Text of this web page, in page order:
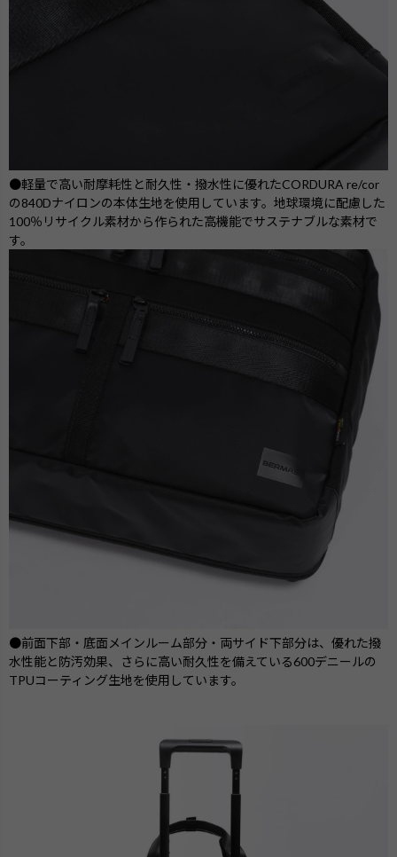
●軽量で高い耐摩耗性と耐久性・撥水性に優れたCORDURA re/cor
の840Dナイロンの本体生地を使用しています。地球環境に配慮した
100％リサイクル素材から作られた高機能でサステナブルな素材で
す。
●前面下部・底面メインルーム部分・両サイド下部分は、優れた撥
水性能と防汚効果、さらに高い耐久性を備えている600デニールの
TPUコーティング生地を使用しています。